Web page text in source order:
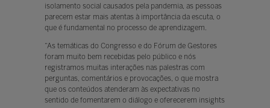
isolamento social causados pela pandemia, as pessoas
parecem estar mais atentas à importância da escuta, o
que é fundamental no processo de aprendizagem.
“As temáticas do Congresso e do Fórum de Gestores
foram muito bem recebidas pelo público e nós
registramos muitas interações nas palestras com
perguntas, comentários e provocações, o que mostra
que os conteúdos atenderam às expectativas no
sentido de fomentarem o diálogo e oferecerem insights